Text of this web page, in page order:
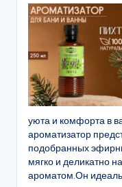
уюта и комфорта в
ароматизатор
подобранных
мягко и деликатно
ароматом.Он